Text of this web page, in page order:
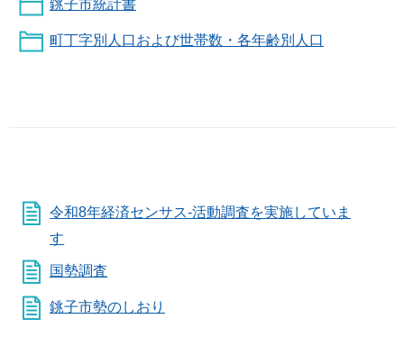
銚子市統計書
町丁字別人口および世帯数・各年齢別人口
令和8年経済センサス-活動調査を実施していま
す
国勢調査
銚子市勢のしおり